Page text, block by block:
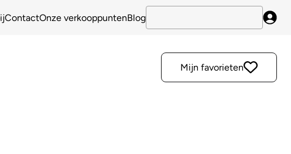
ContactOnze verkooppuntenBlog
Mijn favorieten